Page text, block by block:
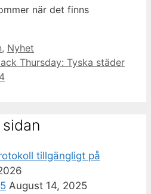
när det finns
, Nyhet
Thursday: Tyska städer
tillgängligt på
August 14, 2025